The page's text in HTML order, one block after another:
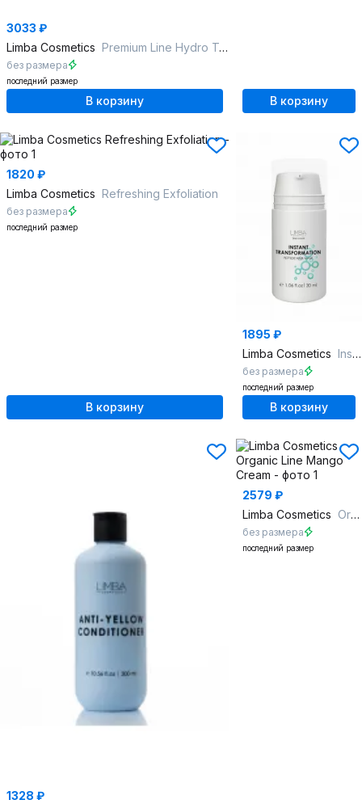
3033 ₽
Limba Cosmetics Premium Line Hydro Treatment
без размера
последний размер
В корзину В корзину
1820 ₽
Limba Cosmetics Refreshing Exfoliation
без размера
последний размер
В корзину
1895 ₽
Limba Cosmetics Instant Transformation
без размера
последний размер
В корзину
1328 ₽
2579 ₽
Limba Cosmetics Organic Line Mango Cream
без размера
последний размер